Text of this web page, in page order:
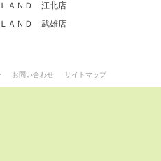
ＡＮＤ 江北店
ＡＮＤ 武雄店
お問い合わせ サイトマップ